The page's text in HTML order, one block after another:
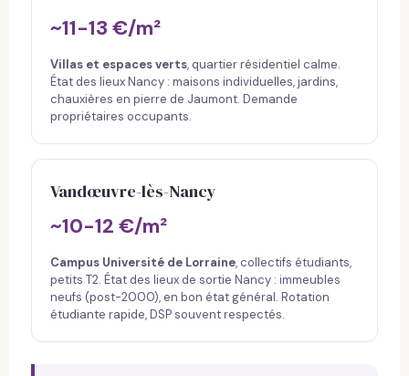
~11-13 €/m²
Villas et espaces verts, quartier résidentiel calme.
État des lieux Nancy : maisons individuelles, jardins,
chauxières en pierre de Jaumont. Demande
propriétaires occupants.
Vandœuvre-lès-Nancy
~10-12 €/m²
Campus Université de Lorraine, collectifs étudiants,
petits T2. État des lieux de sortie Nancy : immeubles
neufs (post-2000), en bon état général. Rotation
étudiante rapide, DSP souvent respectés.